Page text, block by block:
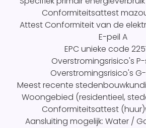
Conformiteitsattest
Attest Conformiteit van de
E-peil A
EPC unieke code
Overstromingsrisico's
Overstromingsrisico's
Meest recente
Woongebied (residentieel,
Conformiteitsattest
Aansluiting mogelijk: Water /